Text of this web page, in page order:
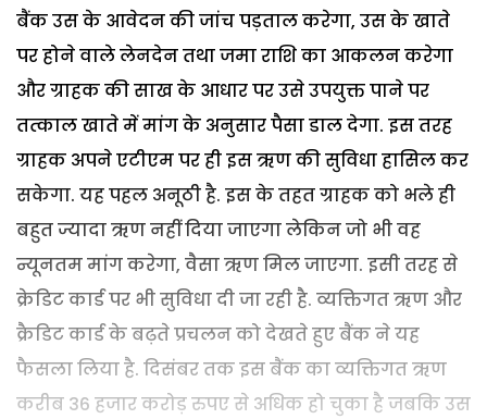
बैंक उस के आवेदन की जांच पड़ताल करेगा, उस के खाते
पर होने वाले लेनदेन तथा जमा राशि का आकलन करेगा
और ग्राहक की साख के आधार पर उसे उपयुक्त पाने पर
तत्काल खाते में मांग के अनुसार पैसा डाल देगा. इस तरह
ग्राहक अपने एटीएम पर ही इस ऋण की सुविधा हासिल कर
सकेगा. यह पहल अनूठी है. इस के तहत ग्राहक को भले ही
बहुत ज्यादा ऋण नहीं दिया जाएगा लेकिन जो भी वह
न्यूनतम मांग करेगा, वैसा ऋण मिल जाएगा. इसी तरह से
क्रेडिट कार्ड पर भी सुविधा दी जा रही है. व्यक्तिगत ऋण और
क्रैडिट कार्ड के बढ़ते प्रचलन को देखते हुए बैंक ने यह
फैसला लिया है. दिसंबर तक इस बैंक का व्यक्तिगत ऋण
करीब 36 हजार करोड़ रुपए से अधिक हो चुका है जबकि उस